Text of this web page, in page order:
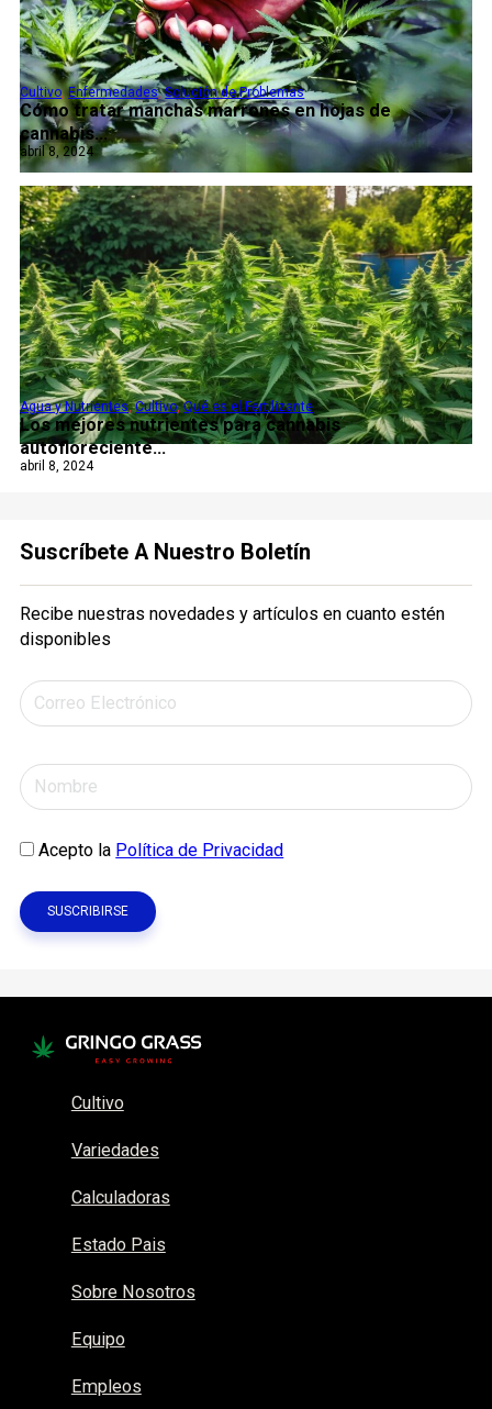
Cómo tratar manchas marrones en hojas de
cannabis...
Cultivo,Enfermedades,Solución de Problemas
abril 8, 2024
Los mejores nutrientes para cannabis
autofloreciente...
Agua y Nutrientes,Cultivo,Qué es el Fertilizante
abril 8, 2024
Suscríbete A Nuestro Boletín
Recibe nuestras novedades y artículos en cuanto estén
disponibles
Acepto la Política de Privacidad
Cultivo
Variedades
Calculadoras
Estado Pais
Sobre Nosotros
Equipo
Empleos